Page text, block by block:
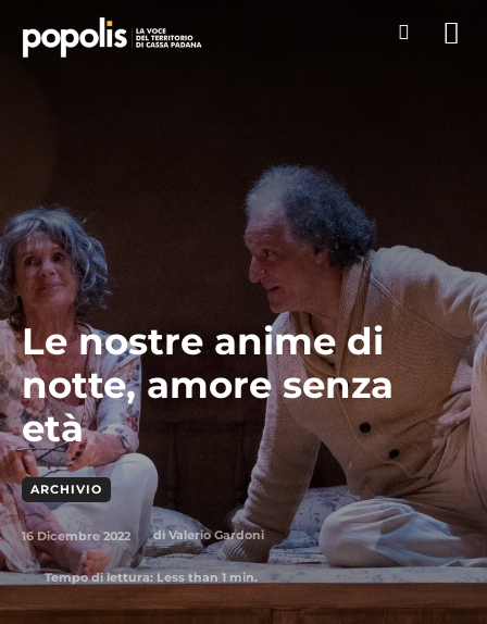
Le nostre anime di
notte, amore senza
età
ARCHIVIO
16 Dicembre 2022 di Valerio Gardoni
Tempo di lettura: Less than 1 min.